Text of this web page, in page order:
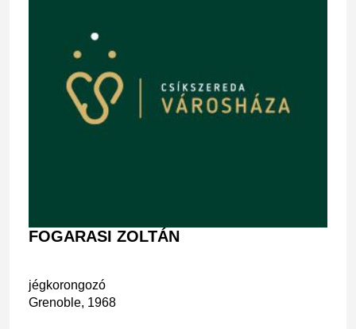
FOGARASI ZOLTÁN
jégkorongozó
Grenoble, 1968